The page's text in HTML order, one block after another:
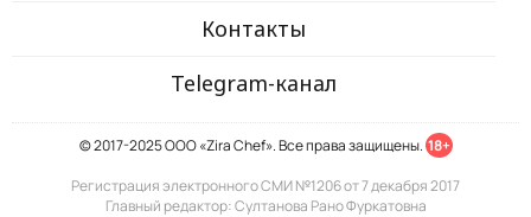
Контакты
Telegram-канал
© 2017-2025 ООО «Zira Chef». Все права защищены. 18+
Регистрация электронного СМИ №1206 от 7 декабря 2017
Главный редактор: Султанова Рано Фуркатовна